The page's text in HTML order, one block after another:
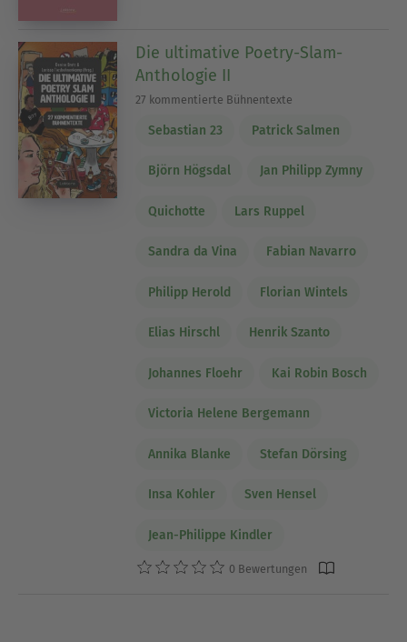
Die ultimative Poetry-Slam-
Anthologie II
27 kommentierte Bühnentexte
Sebastian 23 Patrick Salmen
Björn Högsdal Jan Philipp Zymny
Quichotte Lars Ruppel
Sandra da Vina Fabian Navarro
Philipp Herold Florian Wintels
Elias Hirschl Henrik Szanto
Johannes Floehr Kai Robin Bosch
Victoria Helene Bergemann
Annika Blanke Stefan Dörsing
Insa Kohler Sven Hensel
Jean-Philippe Kindler
0 Bewertungen